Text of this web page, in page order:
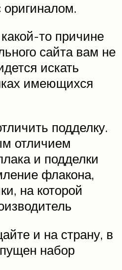
оригиналом.
то причине
сайта вам не
искать
имеющихся
подделку.
отличием
и подделки
флакона,
на которой
и на страну, в
набор